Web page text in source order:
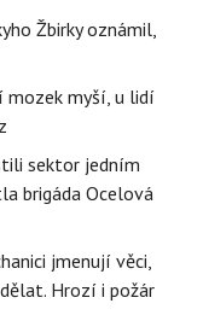
Žbirky oznámil,
myší, u lidí
sektor jedním
brigáda Ocelová
jmenují věci,
Hrozí i požár